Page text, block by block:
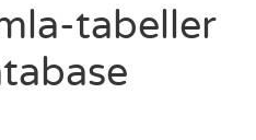
tabeller